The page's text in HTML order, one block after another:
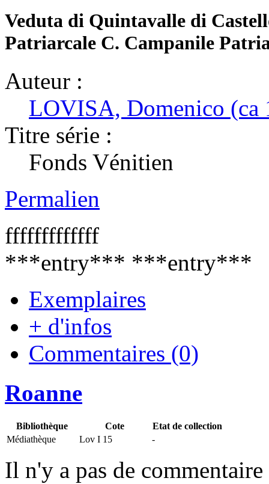
Veduta di Quintavalle di
Patriarcale C. Campanile
Auteur :
LOVISA, Domenico (ca
Titre série :
Fonds Vénitien
Permalien
fffffffffffff
***entry*** ***entry***
Exemplaires
+ d'infos
Commentaires (0)
Roanne
Bibliothèque Cote
Etat de collection
Médiathèque
Lov I 15 -
Il n'y a pas de